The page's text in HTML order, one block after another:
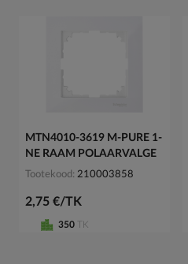
MTN4010-3619 M-PURE 1-
NE RAAM POLAARVALGE
Tootekood 210003858
2,75 €/TK
350 TK